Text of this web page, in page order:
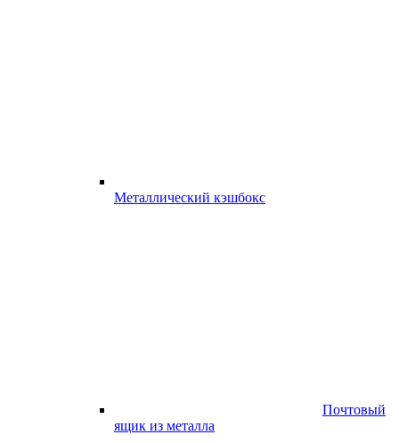
Металлический кэшбокс
Почтовый
ящик из металла